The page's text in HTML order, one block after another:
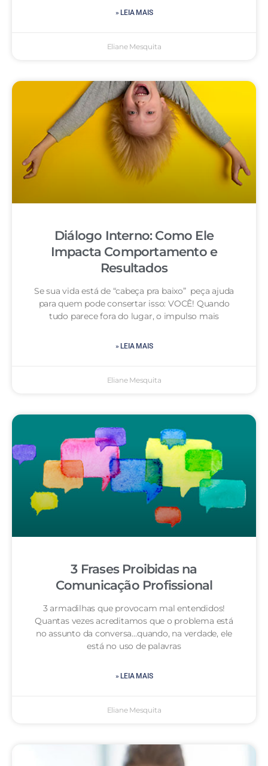
» LEIA MAIS
Eliane Mesquita
Diálogo Interno: Como Ele
Impacta Comportamento e
Resultados
Se sua vida está de “cabeça pra baixo” peça ajuda
para quem pode consertar isso: VOCÊ! Quando
tudo parece fora do lugar, o impulso mais
» LEIA MAIS
Eliane Mesquita
3 Frases Proibidas na
Comunicação Profissional
3 armadilhas que provocam mal entendidos!
Quantas vezes acreditamos que o problema está
no assunto da conversa…quando, na verdade, ele
está no uso de palavras
» LEIA MAIS
Eliane Mesquita